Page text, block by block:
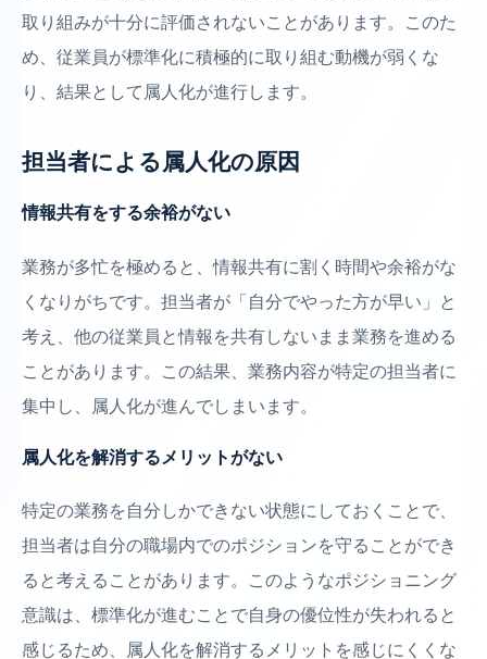
取り組みが十分に評価されないことがあります。このた
め、従業員が標準化に積極的に取り組む動機が弱くな
り、結果として属人化が進行します。
担当者による属人化の原因
情報共有をする余裕がない
業務が多忙を極めると、情報共有に割く時間や余裕がな
くなりがちです。担当者が「自分でやった方が早い」と
考え、他の従業員と情報を共有しないまま業務を進める
ことがあります。この結果、業務内容が特定の担当者に
集中し、属人化が進んでしまいます。
属人化を解消するメリットがない
特定の業務を自分しかできない状態にしておくことで、
担当者は自分の職場内でのポジションを守ることができ
ると考えることがあります。このようなポジショニング
意識は、標準化が進むことで自身の優位性が失われると
感じるため、属人化を解消するメリットを感じにくくな